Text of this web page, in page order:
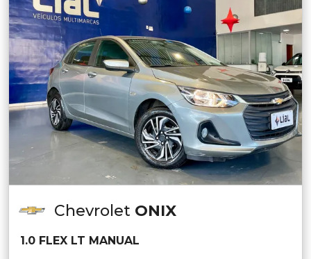
Chevrolet ONIX
1.0 FLEX LT MANUAL